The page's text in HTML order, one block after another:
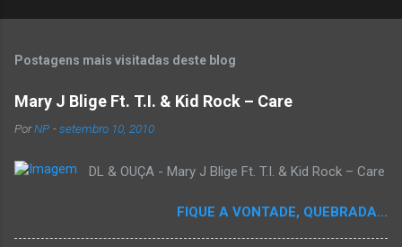
Postagens mais visitadas deste blog
Mary J Blige Ft. T.I. & Kid Rock – Care
PorNP -setembro 10, 2010
DL & OUÇA - Mary J Blige Ft. T.I. & Kid Rock – Care
FIQUE A VONTADE, QUEBRADA...